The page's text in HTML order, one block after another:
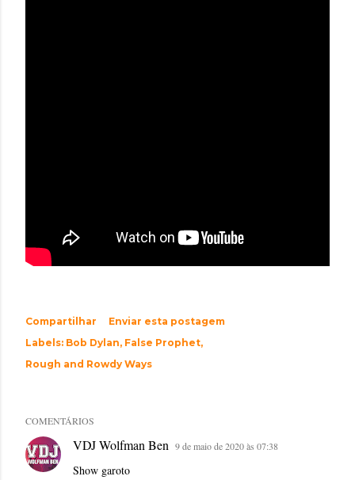
Compartilhar
Enviar esta postagem
Labels: Bob Dylan False Prophet
Rough and Rowdy Ways
COMENTÁRIOS
VDJ Wolfman Ben 9 de maio de 2020 às 07:38
Show garoto